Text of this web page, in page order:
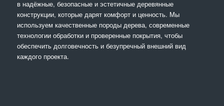
в надёжные, безопасные и эстетичные деревянные
конструкции, которые дарят комфорт и ценность. Мы
используем качественные породы дерева, современные
технологии обработки и проверенные покрытия, чтобы
обеспечить долговечность и безупречный внешний вид
каждого проекта.